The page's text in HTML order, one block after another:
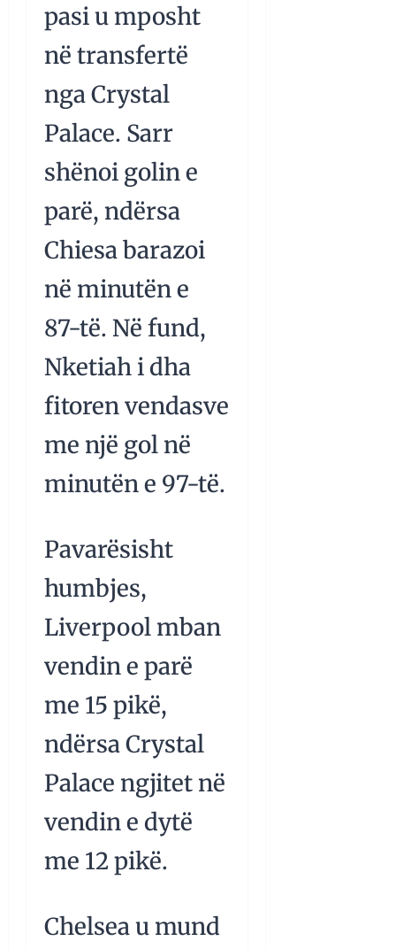
pasi u mposht
në transfertë
nga Crystal
Palace. Sarr
shënoi golin e
parë, ndërsa
Chiesa barazoi
në minutën e
87-të. Në fund,
Nketiah i dha
fitoren vendasve
me një gol në
minutën e 97-të.
Pavarësisht
humbjes,
Liverpool mban
vendin e parë
me 15 pikë,
ndërsa Crystal
Palace ngjitet në
vendin e dytë
me 12 pikë.
Chelsea u mund